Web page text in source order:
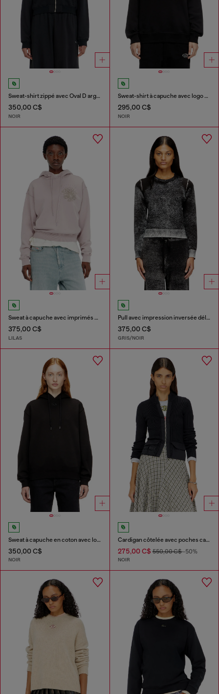
Sweat-shirt zippé avec Oval D argenté
350,00 C$
NOIR
Sweat-shirt à capuche avec logo Oval D effet métal
295,00 C$
NOIR
Sweat à capuche avec imprimés et clous strass
375,00 C$
LILAS
Pull avec impression inversée délavée
375,00 C$
GRIS/NOIR
Sweat à capuche en coton avec logo Oval D
350,00 C$
NOIR
Cardigan côtelée avec poches cargo
275,00 C$550,00 C$-50%
NOIR